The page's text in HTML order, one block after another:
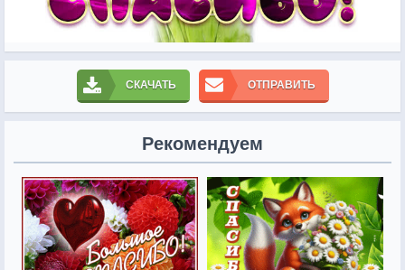
СКАЧАТЬ ОТПРАВИТЬ
Рекомендуем